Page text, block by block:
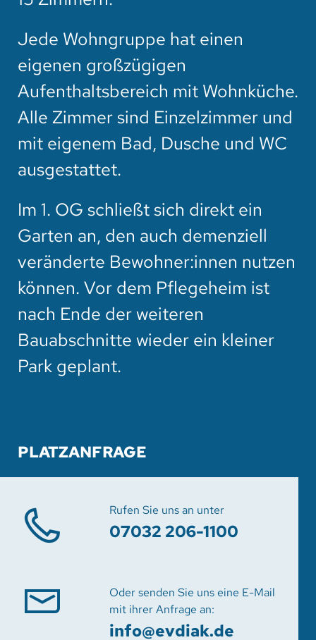
Jede Wohngruppe hat einen
eigenen großzügigen
Aufenthaltsbereich mit Wohnküche.
Alle Zimmer sind Einzelzimmer und
mit eigenem Bad, Dusche und WC
ausgestattet.
Im 1. OG schließt sich direkt ein
Garten an, den auch demenziell
veränderte Bewohner:innen nutzen
können. Vor dem Pflegeheim ist
nach Ende der weiteren
Bauabschnitte wieder ein kleiner
Park geplant.
PLATZANFRAGE
Rufen Sie uns an unter
07032 206-1100
Oder senden Sie uns eine E-Mail
mit ihrer Anfrage an:
info@evdiak.de